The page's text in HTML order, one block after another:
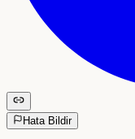
Hata Bildir